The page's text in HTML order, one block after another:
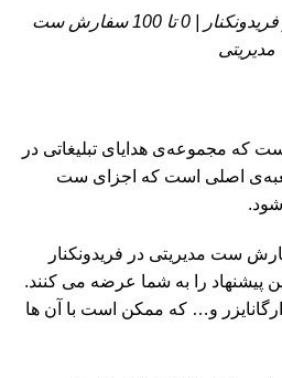
سفارش ست مدیریتی در فریدونکنار | 0 تا 100 سفارش ست
مدیریتی
که مجموعه‌ی هدایای تبلیغاتی در
اصلی است که اجزای ست
ست مدیریتی در فریدونکنار
پیشنهاد را به شما عرضه می کنند.
و… که ممکن است با آن ها